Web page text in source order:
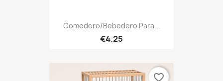
Comedero/Bebedero Para...
€4.25
favorite_border